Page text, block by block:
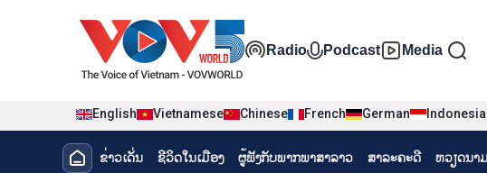
Đa phương tiện
Radio Podcast Media
English Vietnamese Chinese French German
Menu trang chủ tiếng Lào
ຂ່າວເດັ່ນ ຊີ​ວິດ​ໃນ​ເມືອງ ຜູ້​ຟັງ​ກັບ​ພາກ​ພາ​ສາ​ລາວ ສາລະຄະດີ ຫວຽດ​ນາ